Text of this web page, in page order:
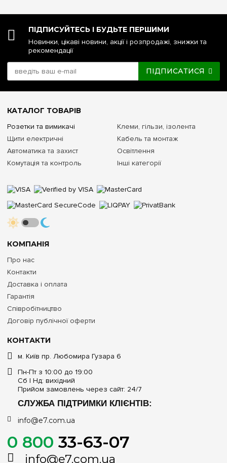
ПІДПИСУЙТЕСЬ І БУДЬТЕ ПЕРШИМИ
Новинки, цікаві новини, акції і розпродажі, знижки та
рекомендації
ПІДПИСАТИСЯ
КОНТАКТИ
м. Київ пр. Любомира Гузара 6
Пн-Пт з 10:00 до 19:00
Сб | Нд: вихідний
Прийом замовлень через сайт: 24/7
СЛУЖБА ПІДТРИМКИ КЛІЄНТІВ:
info@e7.com.ua
0 800 33-63-07
info@e7.com.ua
КОМПАНІЯ
Про нас
Контакти
Доставка і оплата
Гарантія
Співробітництво
Договір публічної оферти
КАТАЛОГ ТОВАРІВ
Розетки та вимикачі
Щити електричні
Автоматика та захист
Комутація та контроль
Клеми, гільзи, ізолента
Кабель та монтаж
Освітлення
Інші категорії